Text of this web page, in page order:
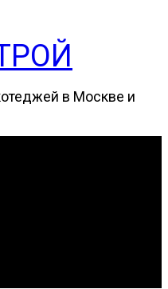
в Москве и